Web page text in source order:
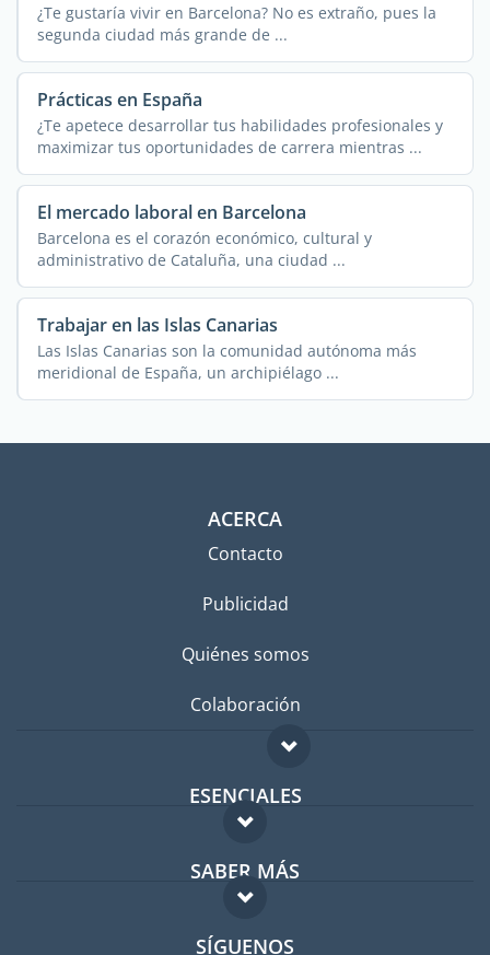
¿Te gustaría vivir en Barcelona? No es extraño, pues la
segunda ciudad más grande de ...
Prácticas en España
¿Te apetece desarrollar tus habilidades profesionales y
maximizar tus oportunidades de carrera mientras ...
El mercado laboral en Barcelona
Barcelona es el corazón económico, cultural y
administrativo de Cataluña, una ciudad ...
Trabajar en las Islas Canarias
Las Islas Canarias son la comunidad autónoma más
meridional de España, un archipiélago ...
ACERCA
Contacto
Publicidad
Quiénes somos
Colaboración
ESENCIALES
Foro para expatriados
Guía para expatriados
Trabajos en el extranjero
SABER MÁS
FAQ
SÍGUENOS